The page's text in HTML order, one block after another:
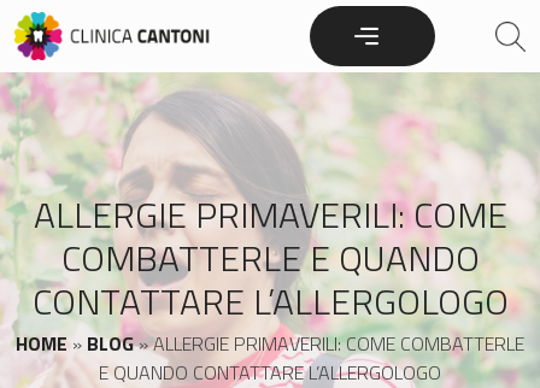
Skip
to
content
ALLERGIE PRIMAVERILI: COME
COMBATTERLE E QUANDO
CONTATTARE L’ALLERGOLOGO
HOME » BLOG»ALLERGIE PRIMAVERILI: COME COMBATTERLE
E QUANDO CONTATTARE L’ALLERGOLOGO